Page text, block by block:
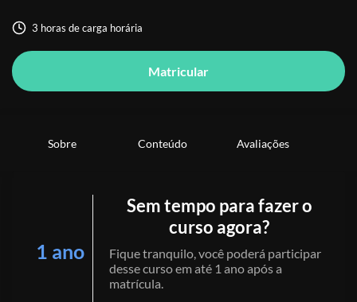
3 horas de carga horária
Matricular
Sobre Conteúdo Avaliações
1 ano
Sem tempo para fazer o
curso agora?
Fique tranquilo, você poderá participar
desse curso em até 1 ano após a
matrícula.